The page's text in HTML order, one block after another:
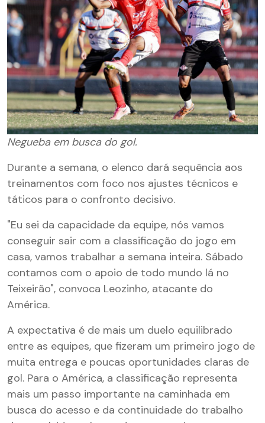
Negueba em busca do gol.
Durante a semana, o elenco dará sequência aos
treinamentos com foco nos ajustes técnicos e
táticos para o confronto decisivo.
"Eu sei da capacidade da equipe, nós vamos
conseguir sair com a classificação do jogo em
casa, vamos trabalhar a semana inteira. Sábado
contamos com o apoio de todo mundo lá no
Teixeirão", convoca Leozinho, atacante do
América.
A expectativa é de mais um duelo equilibrado
entre as equipes, que fizeram um primeiro jogo de
muita entrega e poucas oportunidades claras de
gol. Para o América, a classificação representa
mais um passo importante na caminhada em
busca do acesso e da continuidade do trabalho